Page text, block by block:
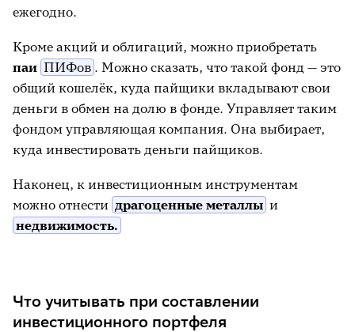
ежегодно.
Кроме акций и облигаций, можно приобретать
паи ПИФов . Можно сказать, что такой фонд — это
общий кошелёк, куда пайщики вкладывают свои
деньги в обмен на долю в фонде. Управляет таким
фондом управляющая компания. Она выбирает,
куда инвестировать деньги пайщиков.
Наконец, к инвестиционным инструментам
можно отнести драгоценные металлы и
недвижимость.
Что учитывать при составлении
инвестиционного портфеля